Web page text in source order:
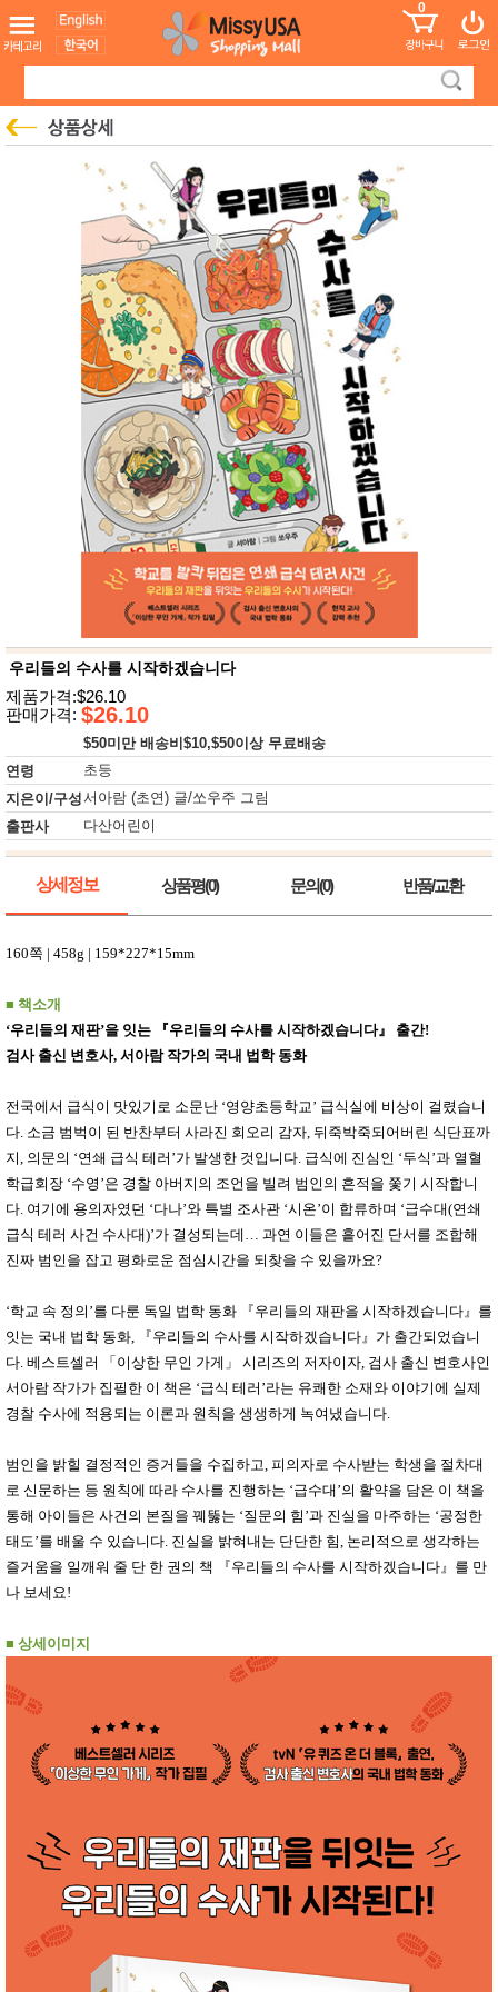
도 어린이
청소년
컬러링
만화
남성화
장품
미용제
품
주방가
계절/생
활가전
건강가
전
주 명품식
드
기
품
품
식
품
즉석가
공식품
쌀/잡곡/
양념/소
스/가루
건조식
품
농산품
유
아
놀이방
매트
DVD
유아 보
조형물
DIY
유아 이
유식
아기띠/
외출용
품
용/식기
성장발
달교육
용품
패 어른내
의
유/아동
가방/지
갑/케이
패션/잡
화
제
일상 돋
보기
생활/욕
실/청소
WALL
DECO
Pet
Supplies
MissyShop
Login
0
우리들의 수사를 시작하겠습니다
제품가격:$26.10
판매가격: $26.10
$50미만 배송비$10,$50이상 무료배송
연령
초등
지은이/구성서아람 (초연) 글/쏘우주 그림
출판사
다산어린이
상세정보 상품평(0) 문의(0) 반품/교환
160쪽 | 458g | 159*227*15mm
■ 책소개
‘우리들의 재판’을 잇는 『우리들의 수사를 시작하겠습니다』 출간!
검사 출신 변호사, 서아람 작가의 국내 법학 동화
전국에서 급식이 맛있기로 소문난 ‘영양초등학교’ 급식실에 비상이 걸렸습니
다. 소금 범벅이 된 반찬부터 사라진 회오리 감자, 뒤죽박죽되어버린 식단표까
지, 의문의 ‘연쇄 급식 테러 ’가 발생한 것입니다. 급식에 진심인 ‘두식 ’과 열혈
학급회장 ‘수영 ’은 경찰 아버지의 조언을 빌려 범인의 흔적을 쫓기 시작합니
다. 여기에 용의자였던 ‘다나’와 특별 조사관 ‘시온’이 합류하며 ‘급수대(연쇄
급식 테러 사건 수사대)’가 결성되는데 … 과연 이들은 흩어진 단서를 조합해
진짜 범인을 잡고 평화로운 점심시간을 되찾을 수 있을까요?
‘학교 속 정의 ’를 다룬 독일 법학 동화 『우리들의 재판을 시작하겠습니다』 를
잇는 국내 법학 동화, 『우리들의 수사를 시작하겠습니다』 가 출간되었습니
다. 베스트셀러 「 이상한 무인 가게 」 시리즈의 저자이자, 검사 출신 변호사인
서아람 작가가 집필한 이 책은 ‘급식 테러 ’라는 유쾌한 소재와 이야기에 실제
경찰 수사에 적용되는 이론과 원칙을 생생하게 녹여냈습니다.
범인을 밝힐 결정적인 증거들을 수집하고, 피의자로 수사받는 학생을 절차대
로 신문하는 등 원칙에 따라 수사를 진행하는 ‘급수대 ’의 활약을 담은 이 책을
통해 아이들은 사건의 본질을 꿰뚫는 ‘질문의 힘 ’과 진실을 마주하는 ‘공정한
태도’를 배울 수 있습니다. 진실을 밝혀내는 단단한 힘, 논리적으로 생각하는
즐거움을 일깨워 줄 단 한 권의 책
『우리들의 수사를 시작하겠습니다』 를 만
나 보세요!
■ 상세이미지